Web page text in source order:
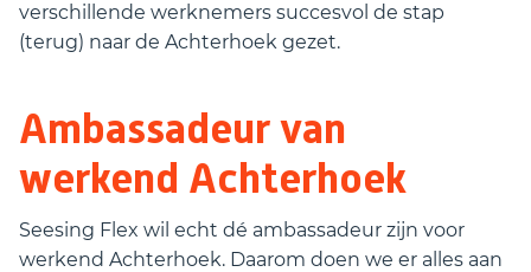
verschillende werknemers succesvol de stap
(terug) naar de Achterhoek gezet.
Ambassadeur van
werkend Achterhoek
Seesing Flex wil echt dé ambassadeur zijn voor
werkend Achterhoek. Daarom doen we er alles aan